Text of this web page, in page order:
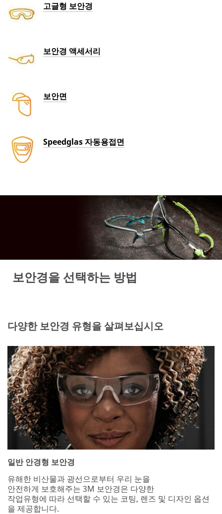
고글형 보안경
보안경 액세서리
보안면
Speedglas 자동용접면
보안경을 선택하는 방법
다양한 보안경 유형을 살펴보십시오
일반 안경형 보안경
유해한 비산물과 광선으로부터 우리 눈을
안전하게 보호해주는 3M 보안경은 다양한
작업유형에 따라 선택할 수 있는 코팅, 렌즈 및 디자인 옵션
을 제공합니다.